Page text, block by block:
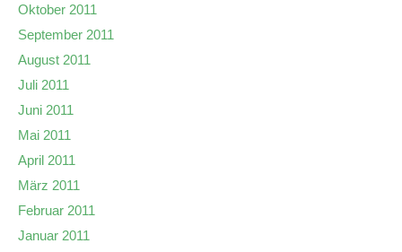
Oktober 2011
September 2011
August 2011
Juli 2011
Juni 2011
Mai 2011
April 2011
März 2011
Februar 2011
Januar 2011